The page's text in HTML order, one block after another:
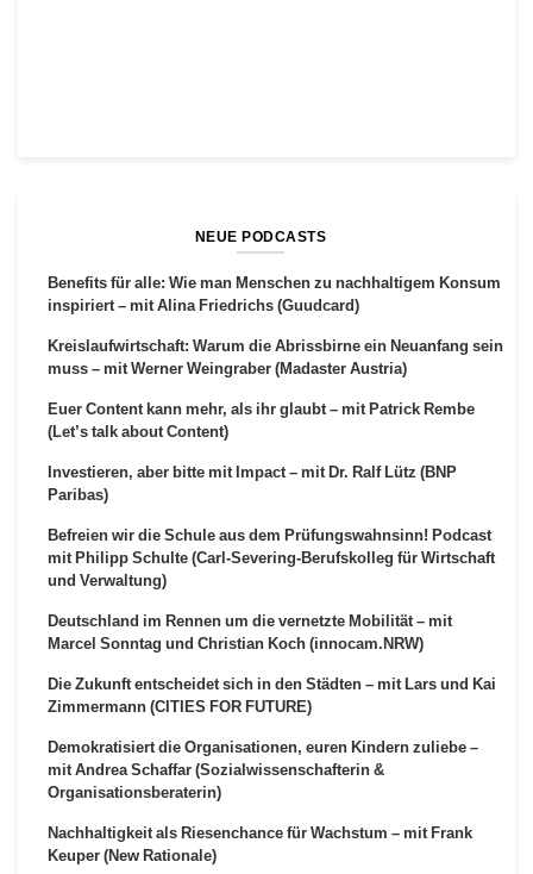
NEUE PODCASTS
Benefits für alle: Wie man Menschen zu nachhaltigem Konsum
inspiriert – mit Alina Friedrichs (Guudcard)
Kreislaufwirtschaft: Warum die Abrissbirne ein Neuanfang sein
muss – mit Werner Weingraber (Madaster Austria)
Euer Content kann mehr, als ihr glaubt – mit Patrick Rembe
(Let’s talk about Content)
Investieren, aber bitte mit Impact – mit Dr. Ralf Lütz (BNP
Paribas)
Befreien wir die Schule aus dem Prüfungswahnsinn! Podcast
mit Philipp Schulte (Carl-Severing-Berufskolleg für Wirtschaft
und Verwaltung)
Deutschland im Rennen um die vernetzte Mobilität – mit
Marcel Sonntag und Christian Koch (innocam.NRW)
Die Zukunft entscheidet sich in den Städten – mit Lars und Kai
Zimmermann (CITIES FOR FUTURE)
Demokratisiert die Organisationen, euren Kindern zuliebe –
mit Andrea Schaffar (Sozialwissenschafterin &
Organisationsberaterin)
Nachhaltigkeit als Riesenchance für Wachstum – mit Frank
Keuper (New Rationale)